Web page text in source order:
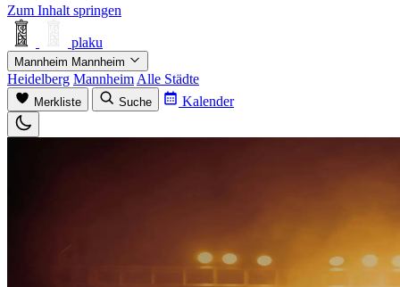
Zum Inhalt springen
plaku
Mannheim Mannheim
Heidelberg Mannheim Alle Städte
Merkliste Suche Kalender